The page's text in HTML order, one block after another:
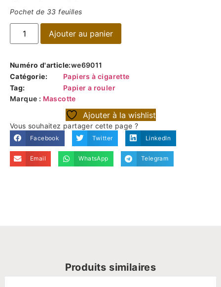
Pochet de 33 feuilles
Ajouter au panier
Numéro d'article:we69011
Catégorie:
Papiers à cigarette
Tag:
Papier a rouler
Marque : Mascotte
Ajouter à la wishlist
Vous souhaitez partager cette page ?
Facebook Twitter LinkedIn
Email WhatsApp Telegram
Produits similaires